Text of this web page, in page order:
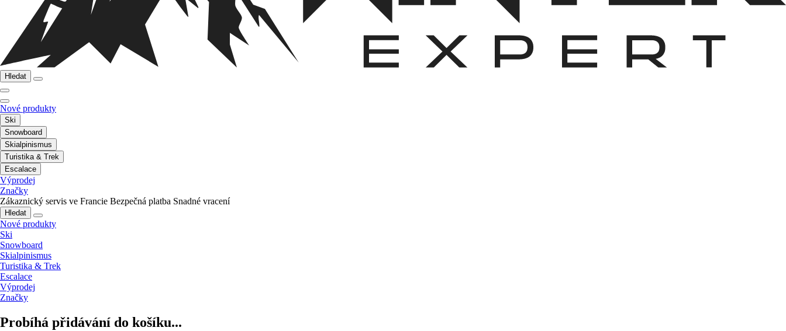
Hledat
Nové produkty
Ski
Snowboard
Skialpinismus
Turistika & Trek
Escalace
Výprodej
Značky
Zákaznický servis ve Francie Bezpečná platba Snadné vracení
Hledat
Nové produkty
Ski
Snowboard
Skialpinismus
Turistika & Trek
Escalace
Výprodej
Značky
Probíhá přidávání do košíku...